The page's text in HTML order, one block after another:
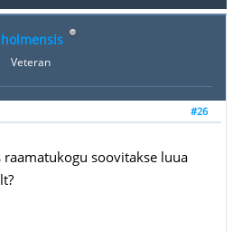
Veteran
#26
raamatukogu soovitakse luua